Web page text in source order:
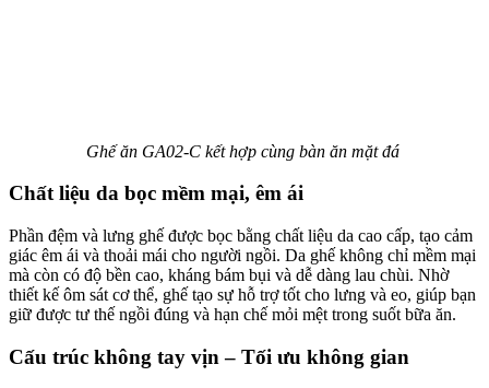
Ghế ăn GA02-C kết hợp cùng bàn ăn mặt đá
Chất liệu da bọc mềm mại, êm ái
Phần đệm và lưng ghế được bọc bằng chất liệu da cao cấp, tạo cảm
giác êm ái và thoải mái cho người ngồi. Da ghế không chỉ mềm mại
mà còn có độ bền cao, kháng bám bụi và dễ dàng lau chùi. Nhờ
thiết kế ôm sát cơ thể, ghế tạo sự hỗ trợ tốt cho lưng và eo, giúp bạn
giữ được tư thế ngồi đúng và hạn chế mỏi mệt trong suốt bữa ăn.
Cấu trúc không tay vịn – Tối ưu không gian